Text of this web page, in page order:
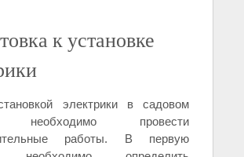
к установке
электрики в садовом
необходимо провести
работы. В первую